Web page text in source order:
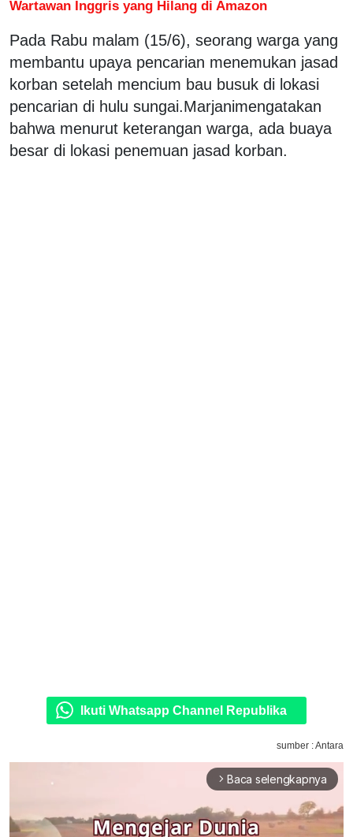
Wartawan Inggris yang Hilang di Amazon
Pada Rabu malam (15/6), seorang warga yang
membantu upaya pencarian menemukan jasad
korban setelah mencium bau busuk di lokasi
pencarian di hulu sungai.Marjanimengatakan
bahwa menurut keterangan warga, ada buaya
besar di lokasi penemuan jasad korban.
Ikuti Whatsapp Channel Republika
sumber : Antara
arrow_forward_ios Baca selengkapnya